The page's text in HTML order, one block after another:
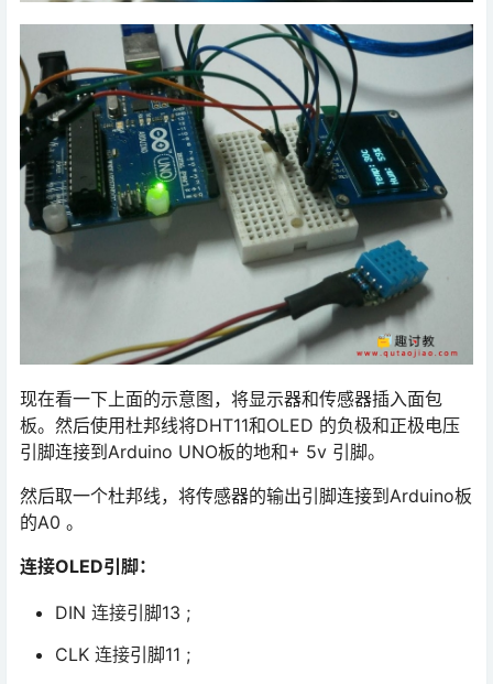
现在看一下上面的示意图，将显示器和传感器插入面包
板。然后使用杜邦线将DHT11和OLED 的负极和正极电压
引脚连接到Arduino UNO板的地和+ 5v 引脚。
然后取一个杜邦线，将传感器的输出引脚连接到Arduino板
的A0 。
连接OLED引脚：
DIN 连接引脚13 ;
CLK 连接引脚11 ;